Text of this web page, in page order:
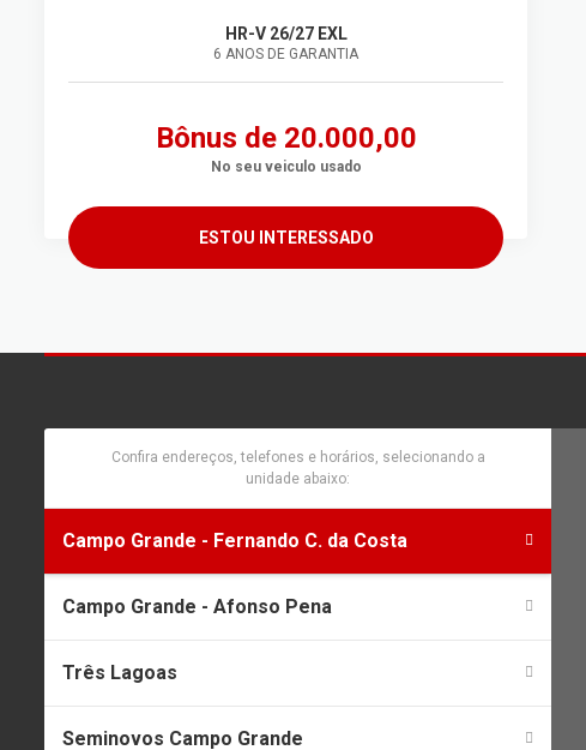
HR-V 26/27 EXL
6 ANOS DE GARANTIA
Bônus de 20.000,00
No seu veiculo usado
ESTOU INTERESSADO
Confira endereços, telefones e horários, selecionando a
unidade abaixo:
Campo Grande - Fernando C. da Costa
Campo Grande - Afonso Pena
Três Lagoas
Seminovos Campo Grande